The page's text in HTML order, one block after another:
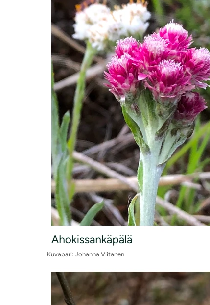
Kuvapari: Johanna Viitanen